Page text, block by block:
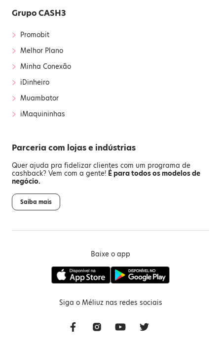
Grupo CASH3
› Promobit
› Melhor Plano
› Minha Conexão
› iDinheiro
› Muambator
› iMaquininhas
Parceria com lojas e indústrias
Quer ajuda pra fidelizar clientes com um programa de
cashback? Vem com a gente! É para todos os modelos de
negócio.
Saiba mais
Baixe o app
Siga o Méliuz nas redes sociais